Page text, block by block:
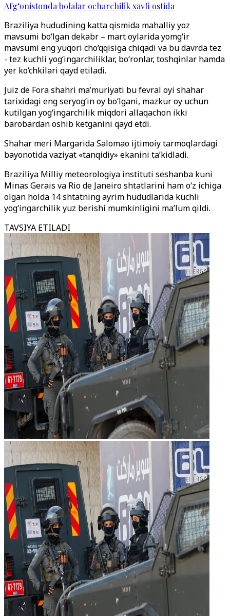
Afg‘onistonda bolalar ocharchilik xavfi ostida
Braziliya hududining katta qismida mahalliy yoz
mavsumi bo‘lgan dekabr – mart oylarida yomg‘ir
mavsumi eng yuqori cho‘qqisiga chiqadi va bu davrda tez
- tez kuchli yog‘ingarchiliklar, bo‘ronlar, toshqinlar hamda
yer ko‘chkilari qayd etiladi.
Juiz de Fora shahri ma’muriyati bu fevral oyi shahar
tarixidagi eng ser­yog‘in oy bo‘lgani, mazkur oy uchun
kutilgan yog‘ingarchilik miqdori allaqachon ikki
barobardan oshib ketganini qayd etdi.
Shahar meri Margarida Salomao ijtimoiy tarmoqlardagi
bayonotida vaziyat «tanqidiy» ekanini ta’kidladi.
Braziliya Milliy meteorologiya instituti seshanba kuni
Minas Gerais va Rio de Janeiro shtatlarini ham o‘z ichiga
olgan holda 14 shtatning ayrim hududlarida kuchli
yog‘ingarchilik yuz berishi mumkinligini ma’lum qildi.
TAVSIYA ETILADI